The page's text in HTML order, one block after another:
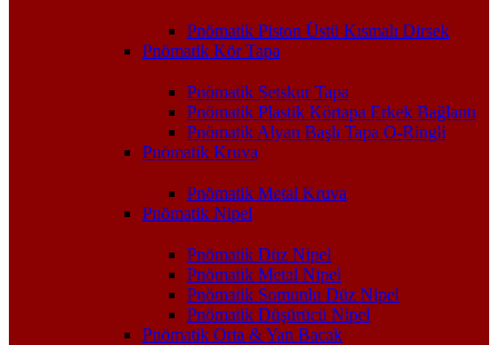
Pnömatik Piston Üstü Kısmalı Dirsek
Pnömatik Kör Tapa
Pnömatik Setskur Tapa
Pnömatik Plastik Körtapa Erkek Bağlantı
Pnömatik Alyan Başlı Tapa O-Ringli
Pnömatik Kruva
Pnömatik Metal Kruva
Pnömatik Nipel
Pnömatik Düz Nipel
Pnömatik Metal Nipel
Pnömatik Somunlu Düz Nipel
Pnömatik Düşürücü Nipel
Pnömatik Orta & Yan Bacak